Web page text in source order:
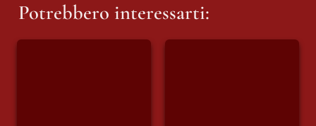
Potrebbero interessarti: